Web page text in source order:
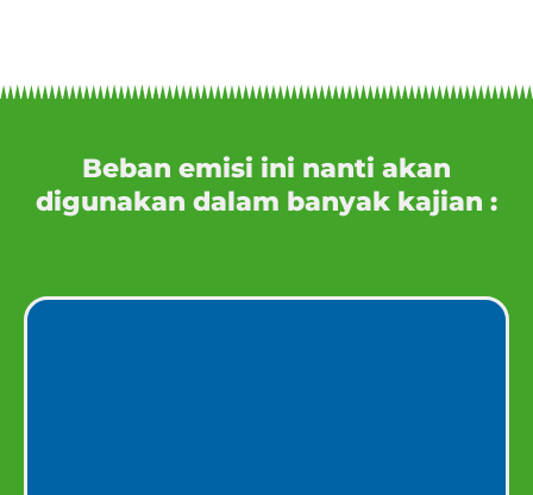
Beban emisi ini nanti akan
digunakan dalam banyak kajian :